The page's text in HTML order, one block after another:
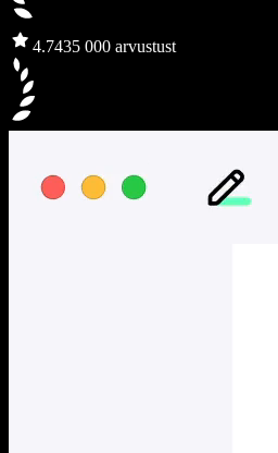
4.7435 000 arvustust